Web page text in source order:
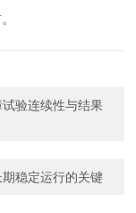
验连续性与结果
稳定运行的关键